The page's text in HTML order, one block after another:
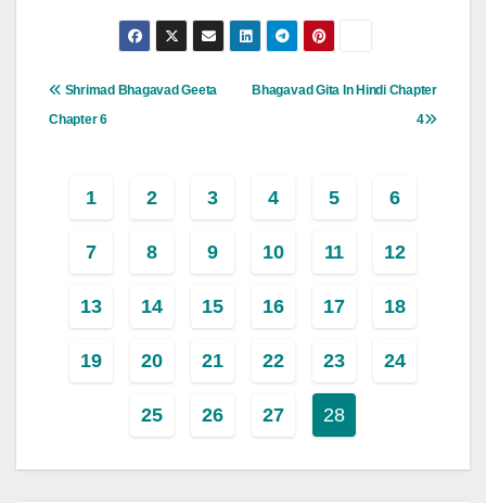
Post
Bhagavad Gita In Hindi Chapter
4
Shrimad Bhagavad Geeta
Chapter 6
1 2 3 4 5 6
7 8 9 10 11 12
13 14 15 16 17 18
19 20 21 22 23 24
25 26 27 28